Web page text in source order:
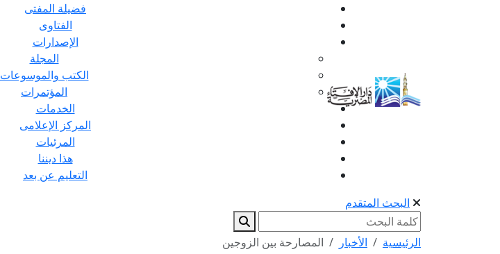
فضيلة المفتى
الفتاوى
الإصدارات
المجلة
الكتب والموسوعات
المؤتمرات
الخدمات
المركز الإعلامى
المرئيات
هذا ديننا
التعليم عن بعد
البحث المتقدم
الرئيسية الأخبار
المصارحة بين الزوجين